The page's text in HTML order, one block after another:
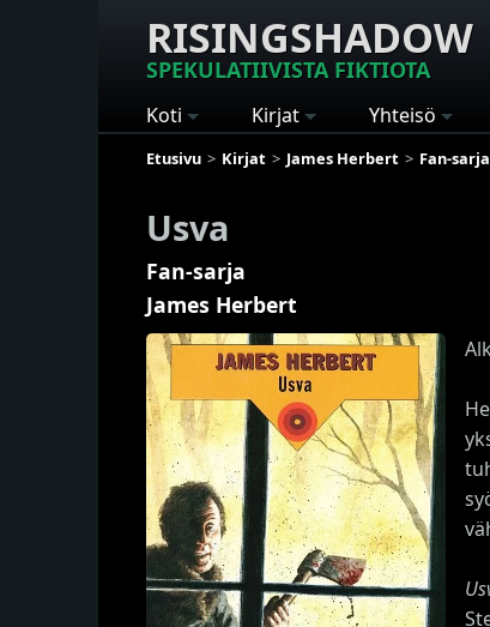
RISINGSHADOW
SPEKULATIIVISTA FIKTIOTA
Koti Kirjat Yhteisö
Etusivu Kirjat James Herbert Fan-sarja
Usva
Fan-sarja
James Herbert